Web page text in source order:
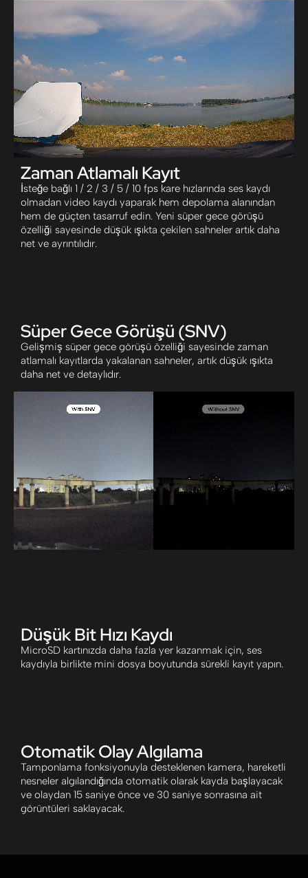
Zaman Atlamalı Kayıt
İsteğe bağlı 1 / 2 / 3 / 5 / 10 fps kare hızlarında ses kaydı
olmadan video kaydı yaparak hem depolama alanından
hem de güçten tasarruf edin. Yeni süper gece görüşü
özelliği sayesinde düşük ışıkta çekilen sahneler artık daha
net ve ayrıntılıdır.
Süper Gece Görüşü (SNV)
Gelişmiş süper gece görüşü özelliği sayesinde zaman
atlamalı kayıtlarda yakalanan sahneler, artık düşük ışıkta
daha net ve detaylıdır.
Düşük Bit Hızı Kaydı
MicroSD kartınızda daha fazla yer kazanmak için, ses
kaydıyla birlikte mini dosya boyutunda sürekli kayıt yapın.
Otomatik Olay Algılama
Tamponlama fonksiyonuyla desteklenen kamera, hareketli
nesneler algılandığında otomatik olarak kayda başlayacak
ve olaydan 15 saniye önce ve 30 saniye sonrasına ait
görüntüleri saklayacak.